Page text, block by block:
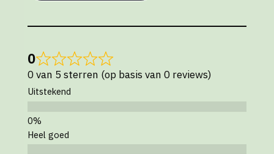
0
0 van 5 sterren (op basis van 0 reviews)
Uitstekend
Heel goed